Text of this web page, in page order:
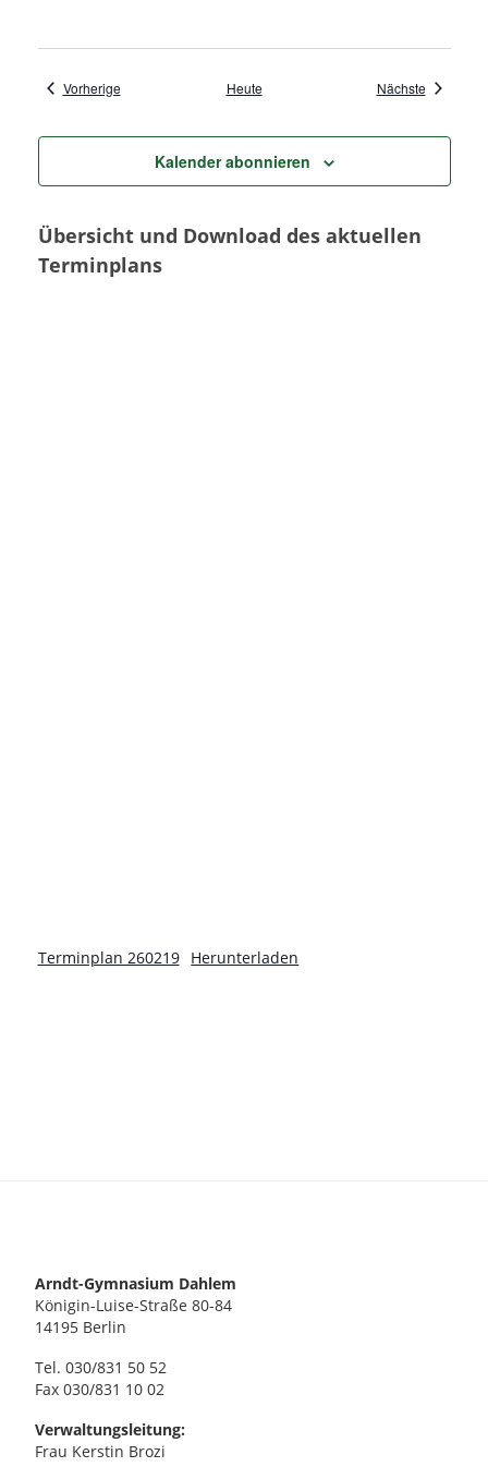
VorherigeVeranstaltungen Heute Nächste
Kalender abonnieren
Übersicht und Download des aktuellen
Terminplans
Terminplan 260219 Herunterladen
Arndt-Gymnasium Dahlem
Königin-Luise-Straße 80-84
14195 Berlin
Tel. 030/831 50 52
Fax 030/831 10 02
Verwaltungsleitung:
Frau Kerstin Brozi